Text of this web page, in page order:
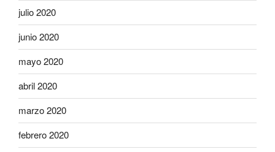
julio 2020
junio 2020
mayo 2020
abril 2020
marzo 2020
febrero 2020